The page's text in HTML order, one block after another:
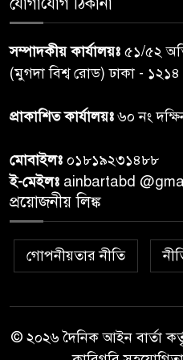
৭
৮
৯
২০
১০
সম্পাদকীয় কার্যালয়ঃ ৫১/৫২
(মুগদা বিশ্ব রোড) ঢাকা -
প্রাকাশিত কার্যালয়ঃ৬০ নং
মোবাইলঃ ০১৮১৯২৩১৪৮৮
ই-মেইলঃ ainbartabd
প্রয়োজনীয় লিঙ্ক
গোপনীয়তার নীতি
© ২০২৬ দৈনিক আইন বার্তা